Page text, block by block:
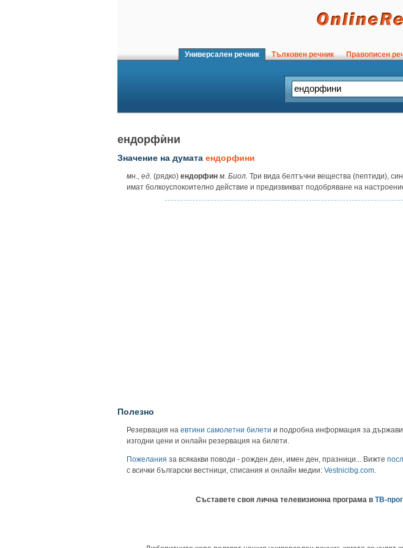
Универсален речник Тълковен речник Правописен
ендорфѝни
Значение на думата ендорфини
мн., ед. (рядко) ендорфин м. Биол. Три вида белтъчни вещества (пептиди),
имат болкоуспокоително действие и предизвикват подобряване на
Полезно
Резервация на евтини самолетни билети и подробна информация за
изгодни цени и онлайн резервация на билети.
Пожелания за всякакви поводи - рожден ден, имен ден, празници... Вижте
с всички български вестници, списания и онлайн медии: Vestnicibg.com
Съставете своя лична телевизионна програма в ТВ-